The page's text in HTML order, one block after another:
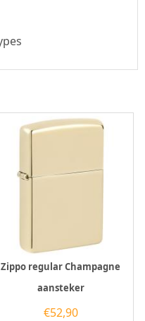
Zippo regular Champagne
aansteker
€52,90